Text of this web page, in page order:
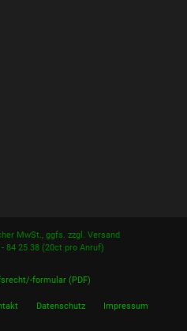
MwSt., ggfs. zzgl. Versand
84 25 38 (20ct pro Anruf)
formular (PDF)
Datenschutz Impressum